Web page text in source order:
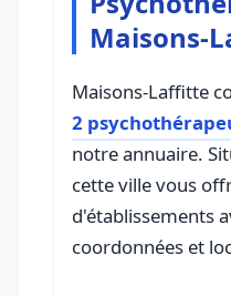
Maisons-
Maisons-Laffitte
2
notre annuaire.
cette ville vous
d'établissements
coordonnées et